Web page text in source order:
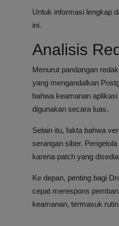
Untuk informasi lengkap
ini.
Analisis
Menurut pandangan
yang mengandalkan
bahwa keamanan
digunakan secara luas.
Selain itu, fakta bahwa
serangan siber.
karena patch yang
Ke depan, penting bagi
cepat merespons
keamanan, termasuk